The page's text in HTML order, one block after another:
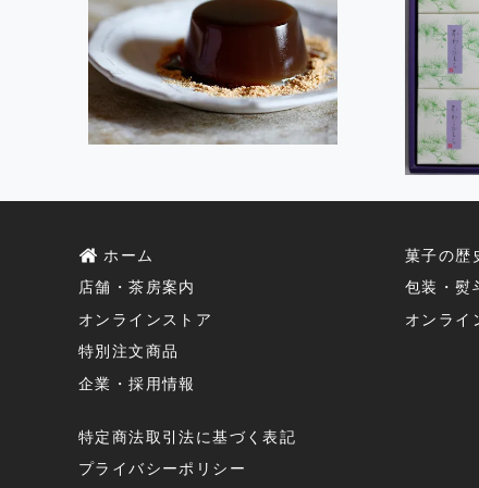
ホーム
店舗・茶房案内
オンラインストア
特別注文商品
企業・採用情報
菓子の歴
包装・熨
オンライ
特定商法取引法に基づく表記
プライバシーポリシー